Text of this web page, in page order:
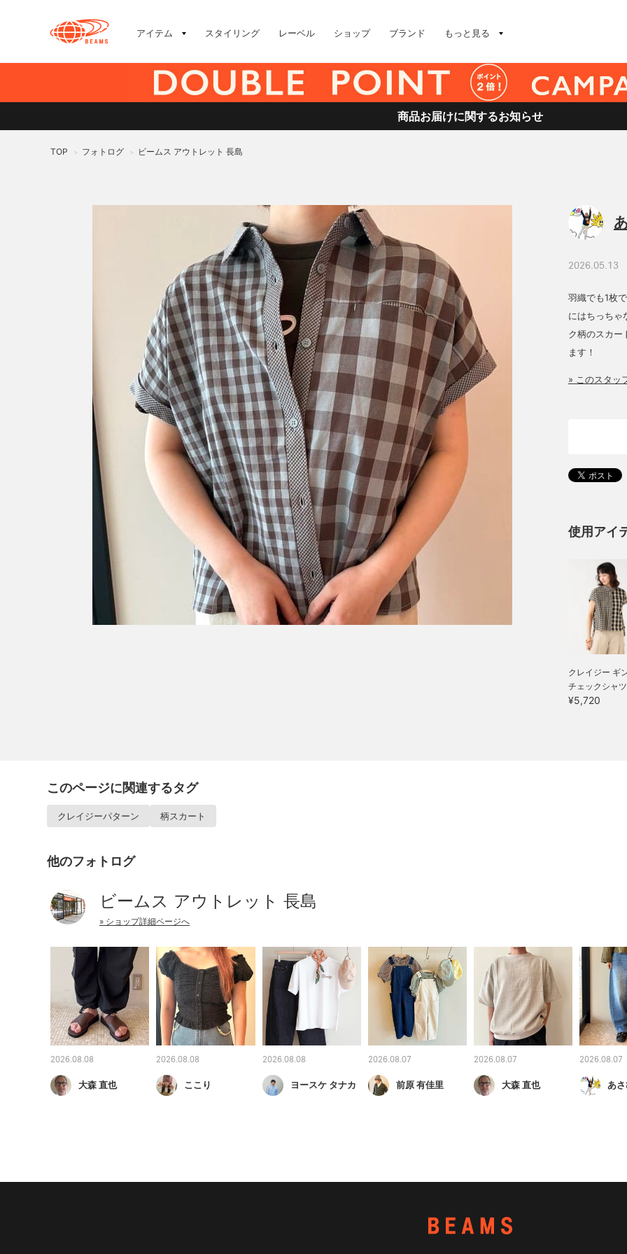
アイテム スタイリング レーベル ショップ ブランド もっと見る
商品お届けに関するお知らせ
TOP > フォトログ > ビームス アウトレット 長島
2026.05.13
羽織でも1枚
にはちっち
ク柄のスカー
ます！
» このスタッ
使用アイ
クレイジー ギ
チェックシャツ
¥5,720
このページに関連するタグ
クレイジーパターン 柄スカート
他のフォトログ
ビームス アウトレット 長島
» ショップ詳細ページへ
2026.08.08
大森 直也
2026.08.08
ここり
2026.08.08
ヨースケ タナカ
2026.08.07
前原 有佳里
2026.08.07
大森 直也
2026.08.07
あ